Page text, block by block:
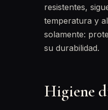
resistentes,
temperatura y
solamente:
su durabilidad.
Higiene